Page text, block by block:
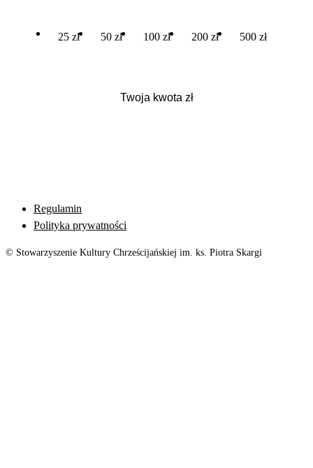
25 zł 50 zł 100 zł 200 zł 500 zł
Regulamin
Polityka prywatności
© Stowarzyszenie Kultury Chrześcijańskiej im. ks. Piotra Skargi